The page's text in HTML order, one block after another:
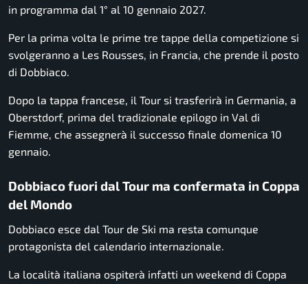
in programma dal 1° al 10 gennaio 2027.
Per la prima volta le prime tre tappe della competizione si
svolgeranno a Les Rousses, in Francia, che prende il posto
di Dobbiaco.
Dopo la tappa francese, il Tour si trasferirà in Germania, a
Oberstdorf, prima del tradizionale epilogo in Val di
Fiemme, che assegnerà il successo finale domenica 10
gennaio.
Dobbiaco fuori dal Tour ma confermata in Coppa
del Mondo
Dobbiaco esce dal Tour de Ski ma resta comunque
protagonista del calendario internazionale.
La località italiana ospiterà infatti un weekend di Coppa